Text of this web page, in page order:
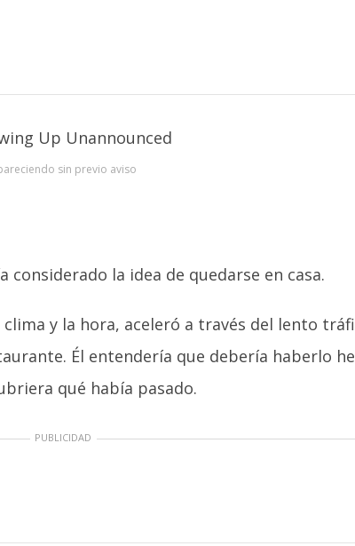
sin previo aviso
considerado la idea de quedarse en casa.
y la hora, aceleró a través del lento
Él entendería que debería haberlo
qué había pasado.
PUBLICIDAD